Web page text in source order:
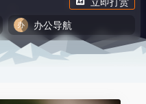
办公导航